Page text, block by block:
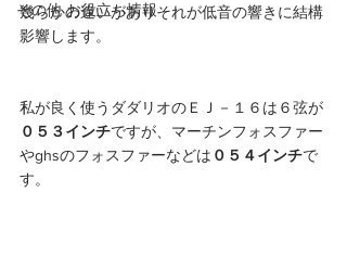
その他 お役立ち情報
幾らかの違いがありそれが低音の響きに結構
影響します。
私が良く使うダダリオのＥＪ－１６は６弦が
０５３インチですが、マーチンフォスファー
やghsのフォスファーなどは ０５４インチで
す。